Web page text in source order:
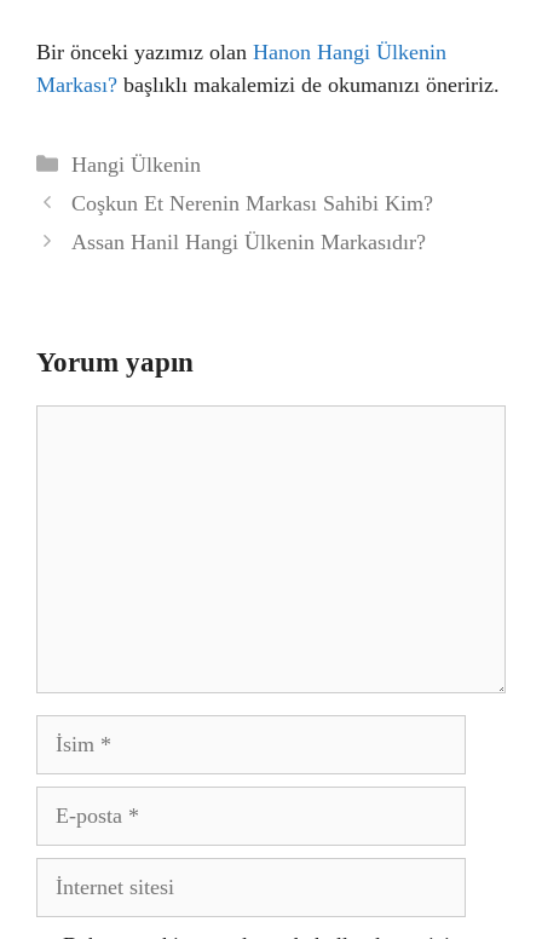
Bir önceki yazımız olan Hanon Hangi Ülkenin
Markası? başlıklı makalemizi de okumanızı öneririz.
Kategoriler
Hangi Ülkenin
Coşkun Et Nerenin Markası Sahibi Kim?
Assan Hanil Hangi Ülkenin Markasıdır?
Yorum yapın
İsim
posta
İnternet